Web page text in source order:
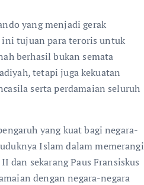
yang menjadi gerak
ini tujuan para teroris untuk
berhasil bukan semata
tetapi juga kekuatan
serta perdamaian seluruh
yang kuat bagi negara-
Islam dalam memerangi
dan sekarang Paus Fransiskus
dengan negara-negara